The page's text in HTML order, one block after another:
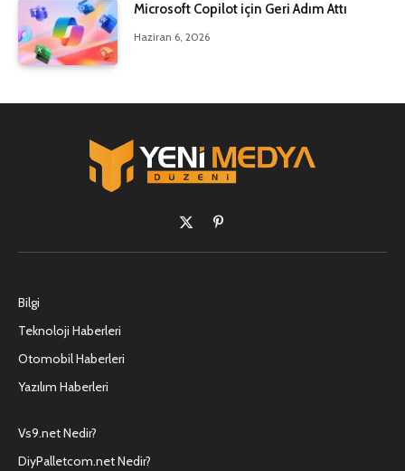
Microsoft Copilot için Geri Adım Attı
Haziran 6, 2026
X
(Twitter)
Pinterest'in
Bilgi
Teknoloji Haberleri
Otomobil Haberleri
Yazılım Haberleri
Vs9.net Nedir?
DiyPalletcom.net Nedir?